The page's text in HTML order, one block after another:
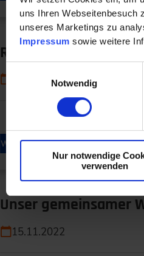
uns Ihren Webseitenbesuch
unseres Marketings zu
Impressum sowie weitere
Notwendig
Nur notwendige
verwenden
Rückblick auf das
12.12.2022
WEITERLESEN
Unser gemeinsamer
15.11.2022